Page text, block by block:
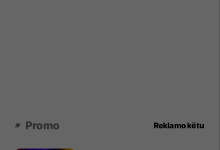
Promo Reklamo këtu